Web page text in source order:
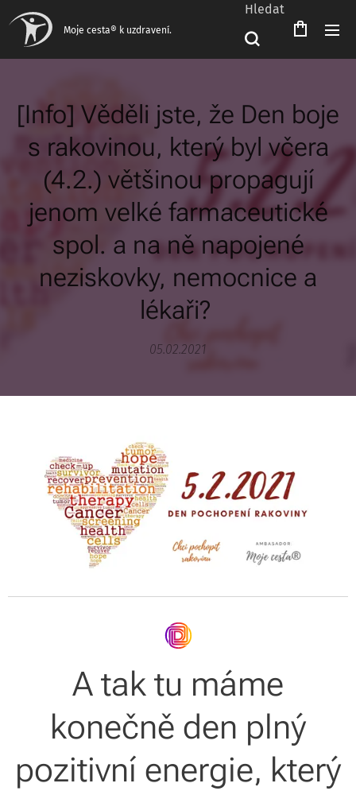
Moje cesta® k uzdravení.
Hledat
[Info] Věděli jste, že Den boje
s rakovinou, který byl včera
(4.2.) většinou propagují
jenom velké farmaceutické
spol. a na ně napojené
neziskovky, nemocnice a
lékaři?
05.02.2021
A tak tu máme
konečně den plný
pozitivní energie, který